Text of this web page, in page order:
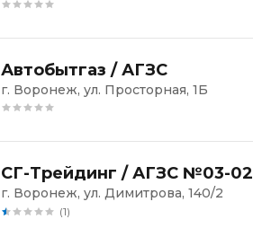
Автобытгаз / АГЗС
г. Воронеж, ул. Просторная, 1Б
СГ-Трейдинг / АГЗС №03-02
г. Воронеж, ул. Димитрова, 140/2
(1)